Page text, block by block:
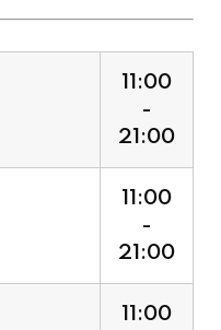
-
21:00
11:00
-
21:00
11:00
-
21:00